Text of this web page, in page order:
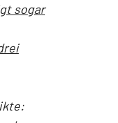
sogar